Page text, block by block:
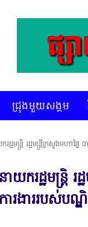
ជ្រុងមួយសង្គម
ន្ត្រិ រដ្ឋមន្ត្រីក្រសួងមហាផ្ទៃ
ដ្ឋមន្ត្រិ រដ្
ារងាររបស់ប